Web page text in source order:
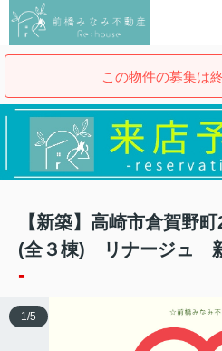
この物件の募集は
【新築】高崎市倉賀野
(全３棟) リナージュ
-
1/5